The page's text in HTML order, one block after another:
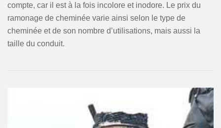
compte, car il est à la fois incolore et inodore. Le prix du
ramonage de cheminée varie ainsi selon le type de
cheminée et de son nombre d’utilisations, mais aussi la
taille du conduit.